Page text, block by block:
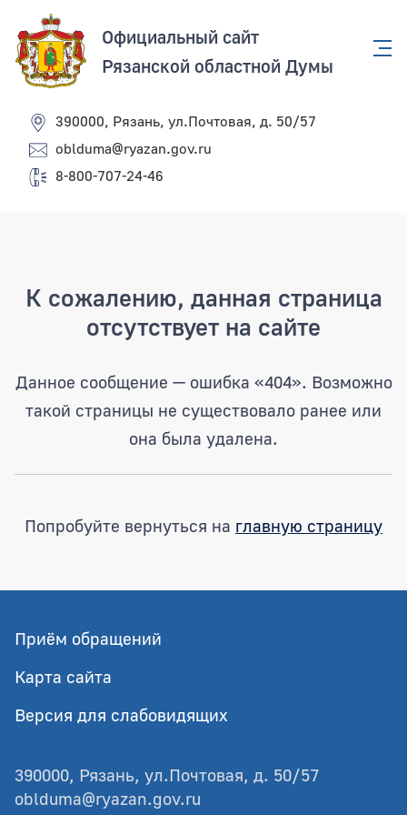
Официальный сайт
Рязанской областной Думы
390000, Рязань, ул.Почтовая, д. 50/57
oblduma@ryazan.gov.ru
8-800-707-24-46
К сожалению, данная страница
отсутствует на сайте
Данное сообщение — ошибка «404». Возможно
такой страницы не существовало ранее или
она была удалена.
Попробуйте вернуться на главную страницу
Приём обращений
Карта сайта
Версия для слабовидящих
390000, Рязань, ул.Почтовая, д. 50/57
oblduma@ryazan.gov.ru